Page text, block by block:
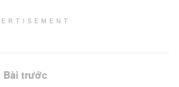
Bài trước